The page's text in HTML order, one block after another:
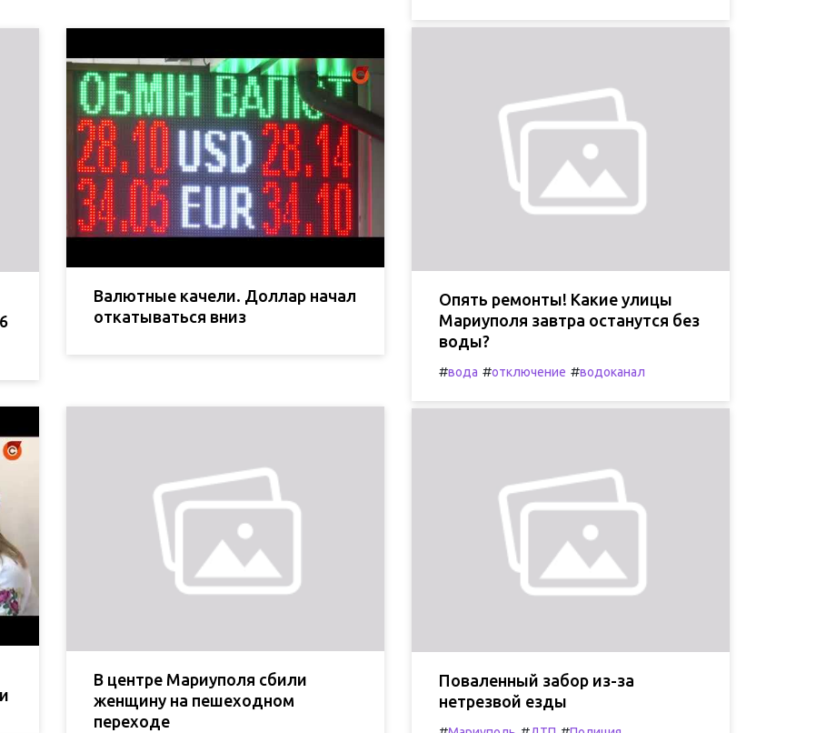
Валютные качели. Доллар начал
откатываться вниз
В центре Мариуполя сбили
женщину на пешеходном
переходе
Опять ремонты! Какие улицы
Мариуполя завтра останутся без
воды?
#вода #отключение #водоканал
Поваленный забор из-за
нетрезвой езды